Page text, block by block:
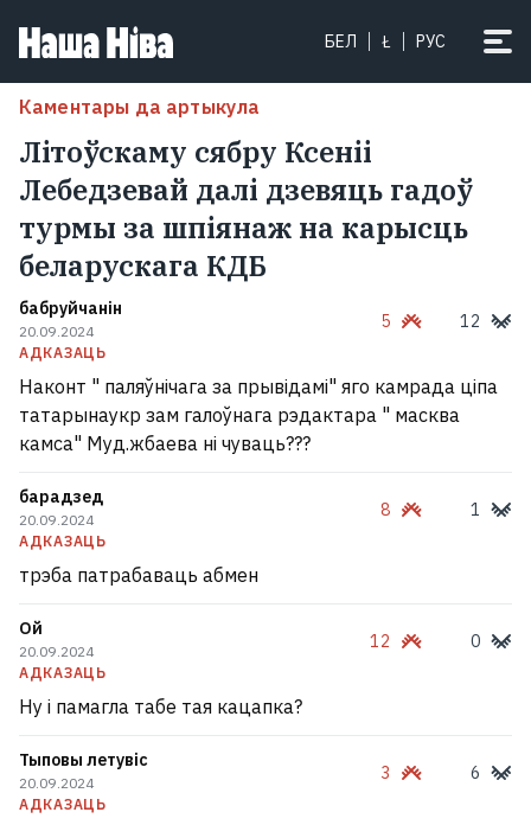
БЕЛ Ł РУС
Каментары да артыкула
Літоўскаму сябру Ксеніі
Лебедзевай далі дзевяць гадоў
турмы за шпіянаж на карысць
беларускага КДБ
бабруйчанін
20.09.2024
АДКАЗАЦЬ
5 12
Наконт " паляўнічага за прывідамі" яго камрада ціпа
татарынаукр зам галоўнага рэдактара " масква
камса" Муд.жбаева ні чуваць???
барадзед
20.09.2024
АДКАЗАЦЬ
8 1
трэба патрабаваць абмен
Ой
20.09.2024
АДКАЗАЦЬ
12 0
Ну і памагла табе тая кацапка?
Тыповы летувіс
20.09.2024
АДКАЗАЦЬ
3 6